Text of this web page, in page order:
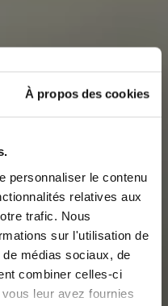
À propos des cookies
personnaliser le contenu
relatives aux
trafic. Nous
sur l'utilisation de
médias sociaux, de
combiner celles-ci
leur avez fournies
bien-
par être